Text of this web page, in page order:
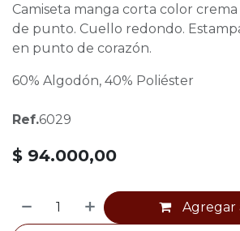
Camiseta manga corta color crema
de punto. Cuello redondo.
en punto de corazón.
60% Algodón, 40% Poliéster
Ref.6029
$ 94.000,00
Agregar